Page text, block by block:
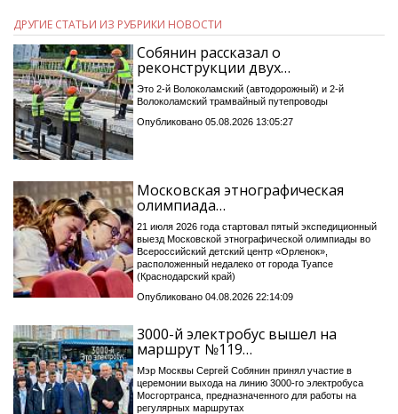
ДРУГИЕ СТАТЬИ ИЗ РУБРИКИ НОВОСТИ
Собянин рассказал о
реконструкции двух…
Это 2-й Волоколамский (автодорожный) и 2-й
Волоколамский трамвайный путепроводы
Опубликовано 05.08.2026 13:05:27
Московская этнографическая
олимпиада…
21 июля 2026 года стартовал пятый экспедиционный
выезд Московской этнографической олимпиады во
Всероссийский детский центр «Орленок»,
расположенный недалеко от города Туапсе
(Краснодарский край)
Опубликовано 04.08.2026 22:14:09
3000-й электробус вышел на
маршрут №119…
Мэр Москвы Сергей Собянин принял участие в
церемонии выхода на линию 3000-го электробуса
Мосгортранса, предназначенного для работы на
регулярных маршрутах